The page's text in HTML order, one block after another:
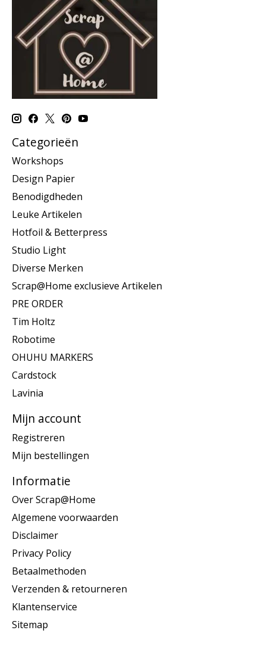
Categorieën
Workshops
Design Papier
Benodigdheden
Leuke Artikelen
Hotfoil & Betterpress
Studio Light
Diverse Merken
Scrap@Home exclusieve Artikelen
PRE ORDER
Tim Holtz
Robotime
OHUHU MARKERS
Cardstock
Lavinia
Mijn account
Registreren
Mijn bestellingen
Informatie
Over Scrap@Home
Algemene voorwaarden
Disclaimer
Privacy Policy
Betaalmethoden
Verzenden & retourneren
Klantenservice
Sitemap